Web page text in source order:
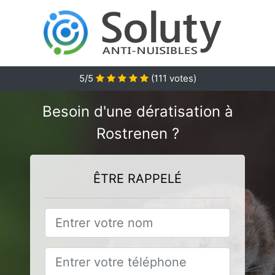
5/5 (111 votes)
Besoin d'une dératisation à
Rostrenen ?
ÊTRE RAPPELÉ